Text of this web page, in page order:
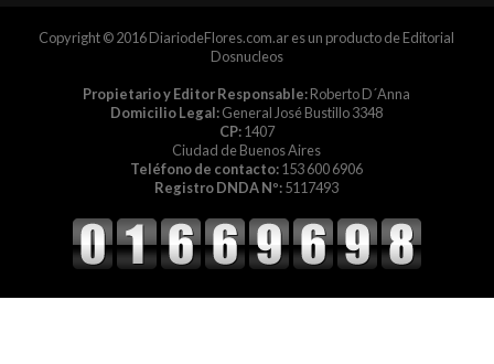
Copyright © 2016 DiariodeFlores.com.ar es un producto de Editorial
Dosnucleos
Propietario y Editor Responsable:Roberto D´Anna
Domicilio Legal:General José Bustillo 3348
CP:1407
Ciudad de Buenos Aires
Teléfono de contacto:153 600 6906
Registro DNDA Nº:5117493